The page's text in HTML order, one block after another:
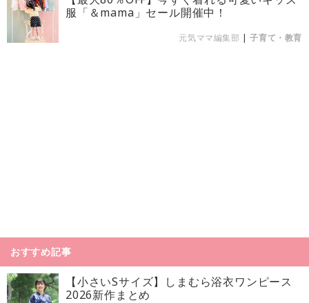
服「＆mama」セール開催中！
元気ママ編集部 |子育て・教育
おすすめ記事
【小さいSサイズ】しまむら浴衣ワンピース
2026新作まとめ